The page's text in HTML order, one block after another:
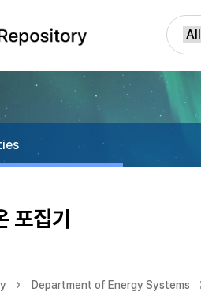
포집기
Department of Energy Systems